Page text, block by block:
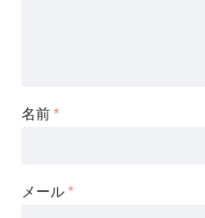
名前 *
メール *